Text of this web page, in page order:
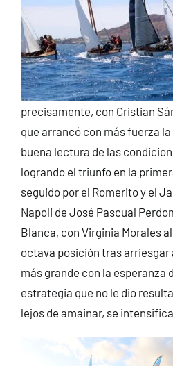
precisamente, con Cristian
que arrancó con más fuerza
buena lectura de las
logrando el triunfo en la
seguido por el Romerito y el
Napoli de José Pascual
Blanca, con Virginia Morales
octava posición tras arriesgar
más grande con la esperanza
estrategia que no le dio
lejos de amainar, se